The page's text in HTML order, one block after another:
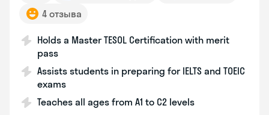
4 отзыва
Holds a Master TESOL Certification with merit
pass
Assists students in preparing for IELTS and TOEIC
exams
Teaches all ages from A1 to C2 levels